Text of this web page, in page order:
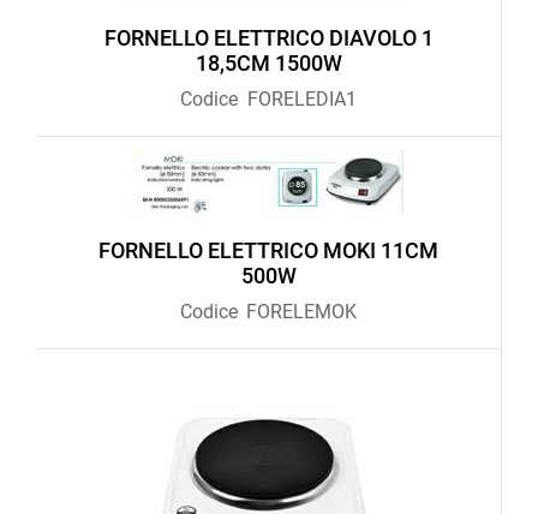
FORNELLO ELETTRICO DIAVOLO 1
18,5CM 1500W
Codice FORELEDIA1
FORNELLO ELETTRICO MOKI 11CM
500W
Codice FORELEMOK